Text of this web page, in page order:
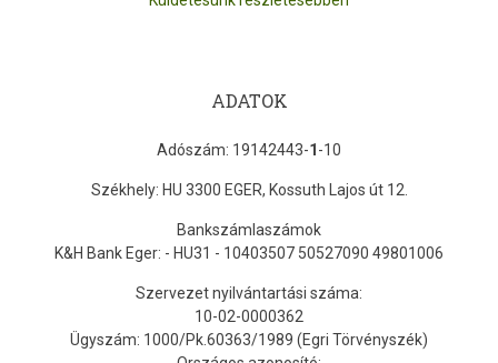
ADATOK
Adószám: 19142443-1 -10
Székhely: HU 3300 EGER, Kossuth Lajos út 12.
Bankszámlaszámok
K&H Bank Eger: - HU31 - 10403507 50527090 49801006
Szervezet nyilvántartási száma:
10-02-0000362
Ügyszám: 1000/Pk.60363/1989 (Egri Törvényszék)